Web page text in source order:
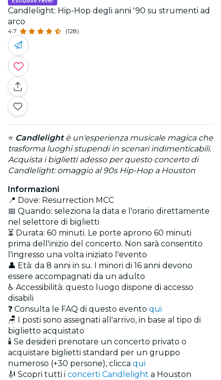
Candlelight: Hip-Hop degli anni '90 su strumenti ad
arco
4.7 (128)
⭐ Candlelightè un'esperienza musicale magica che
trasforma luoghi stupendi in scenari indimenticabili.
Acquista i biglietti adesso per questo concerto di
Candlelight: omaggio al 90s Hip-Hop a Houston
Informazioni
📍 Dove: Resurrection MCC
📅 Quando: seleziona la data e l'orario direttamente
nel selettore di biglietti
⏳ Durata: 60 minuti. Le porte aprono 60 minuti
prima dell'inizio del concerto. Non sarà consentito
l'ingresso una volta iniziato l'evento
👤 Età: da 8 anni in su. I minori di 16 anni devono
essere accompagnati da un adulto
♿ Accessibilità: questo luogo dispone di accesso
disabili
❓ Consulta le FAQ di questo evento qui
🪑 I posti sono assegnati all'arrivo, in base al tipo di
biglietto acquistato
🕯️ Se desideri prenotare un concerto privato o
acquistare biglietti standard per un gruppo
numeroso (+30 persone), clicca qui
🎻 Scopri tutti i concerti Candlelight a Houston